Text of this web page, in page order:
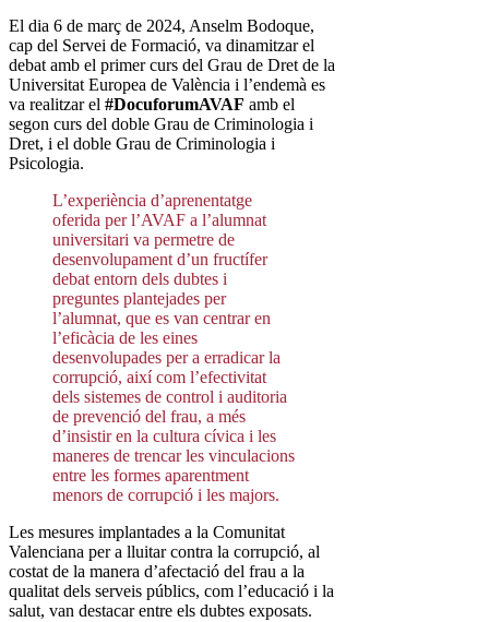
El dia 6 de març de 2024, Anselm Bodoque,
cap del Servei de Formació, va dinamitzar el
debat amb el primer curs del Grau de Dret de la
Universitat Europea de València i l’endemà es
va realitzar el #DocuforumAVAF amb el
segon curs del doble Grau de Criminologia i
Dret, i el doble Grau de Criminologia i
Psicologia.
L’experiència d’aprenentatge
oferida per l’AVAF a l’alumnat
universitari va permetre de
desenvolupament d’un fructífer
debat entorn dels dubtes i
preguntes plantejades per
l’alumnat, que es van centrar en
l’eficàcia de les eines
desenvolupades per a erradicar la
corrupció, així com l’efectivitat
dels sistemes de control i auditoria
de prevenció del frau, a més
d’insistir en la cultura cívica i les
maneres de trencar les vinculacions
entre les formes aparentment
menors de corrupció i les majors.
Les mesures implantades a la Comunitat
Valenciana per a lluitar contra la corrupció, al
costat de la manera d’afectació del frau a la
qualitat dels serveis públics, com l’educació i la
salut, van destacar entre els dubtes exposats.